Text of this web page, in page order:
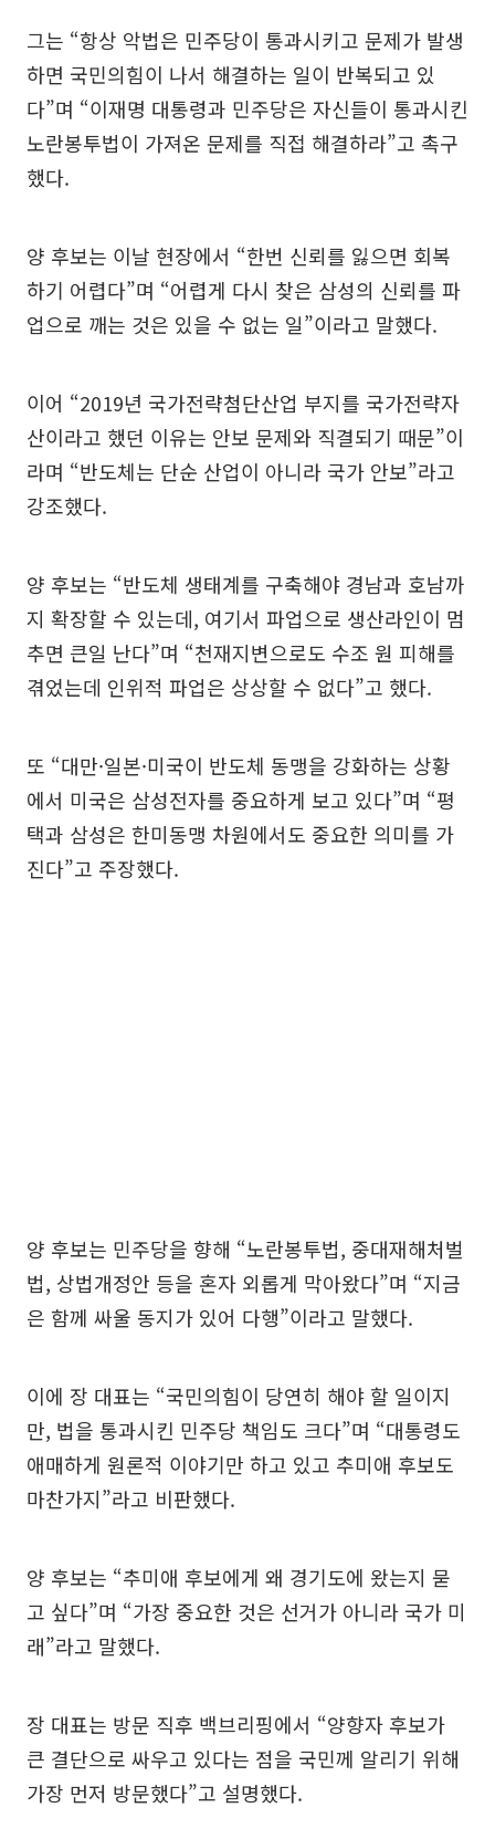
그는 “항상 악법은 민주당이 통과시키고 문제가 발생
하면 국민의힘이 나서 해결하는 일이 반복되고 있
다”며 “이재명 대통령과 민주당은 자신들이 통과시킨
노란봉투법이 가져온 문제를 직접 해결하라”고 촉구
했다.
양 후보는 이날 현장에서 “한번 신뢰를 잃으면 회복
하기 어렵다”며 “어렵게 다시 찾은 삼성의 신뢰를 파
업으로 깨는 것은 있을 수 없는 일”이라고 말했다.
이어 “2019년 국가전략첨단산업 부지를 국가전략자
산이라고 했던 이유는 안보 문제와 직결되기 때문”이
라며 “반도체는 단순 산업이 아니라 국가 안보”라고
강조했다.
양 후보는 “반도체 생태계를 구축해야 경남과 호남까
지 확장할 수 있는데, 여기서 파업으로 생산라인이 멈
추면 큰일 난다”며 “천재지변으로도 수조 원 피해를
겪었는데 인위적 파업은 상상할 수 없다”고 했다.
또 “대만·일본·미국이 반도체 동맹을 강화하는 상황
에서 미국은 삼성전자를 중요하게 보고 있다”며 “평
택과 삼성은 한미동맹 차원에서도 중요한 의미를 가
진다”고 주장했다.
양 후보는 민주당을 향해 “노란봉투법, 중대재해처벌
법, 상법개정안 등을 혼자 외롭게 막아왔다”며 “지금
은 함께 싸울 동지가 있어 다행”이라고 말했다.
이에 장 대표는 “국민의힘이 당연히 해야 할 일이지
만, 법을 통과시킨 민주당 책임도 크다”며 “대통령도
애매하게 원론적 이야기만 하고 있고 추미애 후보도
마찬가지”라고 비판했다.
양 후보는 “추미애 후보에게 왜 경기도에 왔는지 묻
고 싶다”며 “가장 중요한 것은 선거가 아니라 국가 미
래”라고 말했다.
장 대표는 방문 직후 백브리핑에서 “양향자 후보가
큰 결단으로 싸우고 있다는 점을 국민께 알리기 위해
가장 먼저 방문했다”고 설명했다.